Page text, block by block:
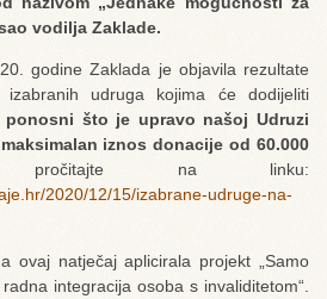
vodilja Zaklade.
godine Zaklada je objavila rezultate
izabranih udruga kojima će dodijeliti
ponosni što je upravo našoj Udruzi
iznos donacije od 60.000
na linku:
2020/12/15/izabrane-udruge-na-
ovaj natječaj aplicirala projekt „Samo
integracija osoba s invaliditetom“.